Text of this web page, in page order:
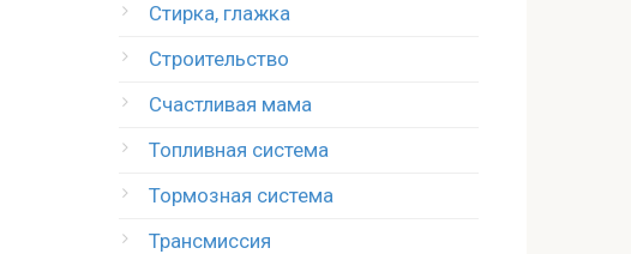
Стирка, глажка
Строительство
Счастливая мама
Топливная система
Тормозная система
Трансмиссия